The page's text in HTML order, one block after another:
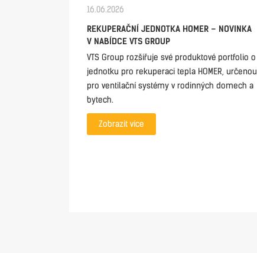
16.06.2026
REKUPERAČNÍ JEDNOTKA HOMER – NOVINKA
V NABÍDCE VTS GROUP
VTS Group rozšiřuje své produktové portfolio o
jednotku pro rekuperaci tepla HOMER, určenou
pro ventilační systémy v rodinných domech a
bytech.
Zobrazit více